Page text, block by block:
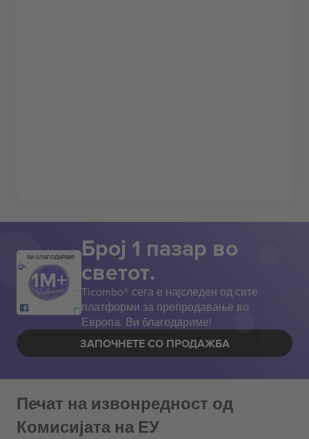
ВИ БЛАГОДАРАМ! Број 1 пазар во
светот.
Ticombo® сега е најследен од сите
платформи за препродавање во
Европа. Ви благодариме!
ЗАПОЧНЕТЕ СО ПРОДАЖБА
Печат на извонредност од
Комисијата на ЕУ